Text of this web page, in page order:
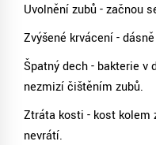
Uvolnění zubů - začnou
Zvýšené krvácení -
Špatný dech - bakterie v
nezmizí čištěním zubů.
Ztráta kosti - kost kolem
nevrátí.